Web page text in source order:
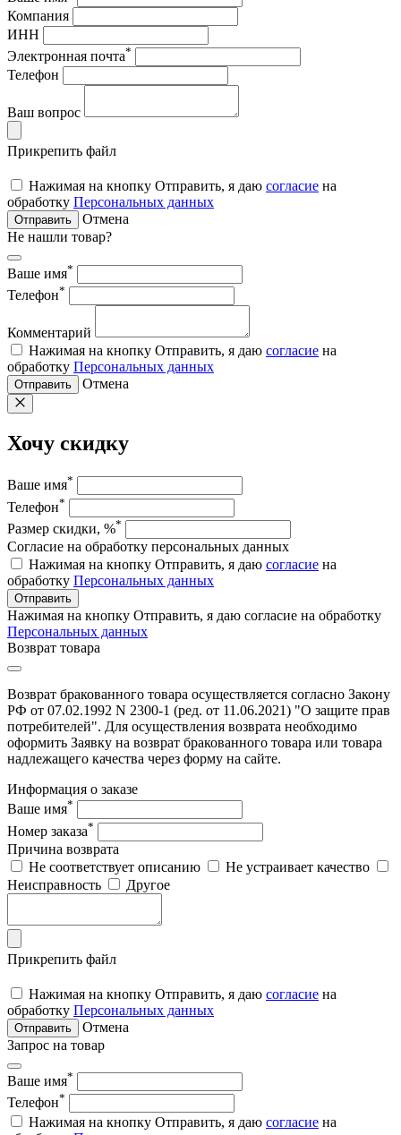
Компания
ИНН
Электронная почта*
Телефон
Ваш вопрос
Прикрепить файл
Нажимая на кнопку Отправить, я даю согласие на
обработку Персональных данных
Отправить
Отмена
Не нашли товар?
Ваше имя*
Телефон*
Комментарий
Нажимая на кнопку Отправить, я даю согласие на
обработку Персональных данных
Отправить Отмена
Хочу скидку
Ваше имя*
Телефон*
Размер скидки, %*
Согласие на обработку персональных данных
Нажимая на кнопку Отправить, я даю согласие на
обработку Персональных данных
Отправить
Нажимая на кнопку Отправить, я даю согласие на обработку
Персональных данных
Возврат товара
Возврат бракованного товара осуществляется согласно Закону
РФ от 07.02.1992 N 2300-1 (ред. от 11.06.2021) "О защите прав
потребителей". Для осуществления возврата необходимо
оформить Заявку на возврат бракованного товара или товара
надлежащего качества через форму на сайте.
Информация о заказе
Ваше имя*
Номер заказа*
Причина возврата
Не соответствует описанию
Не устраивает качество
Неисправность
Другое
Прикрепить файл
Нажимая на кнопку Отправить, я даю согласие на
обработку Персональных данных
Отправить
Отмена
Запрос на товар
Ваше имя*
Телефон*
Нажимая на кнопку Отправить, я даю согласие на